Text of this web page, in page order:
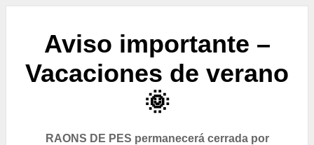
Aviso importante –
Vacaciones de verano
🌞
RAONS DE PES permanecerá cerrada por